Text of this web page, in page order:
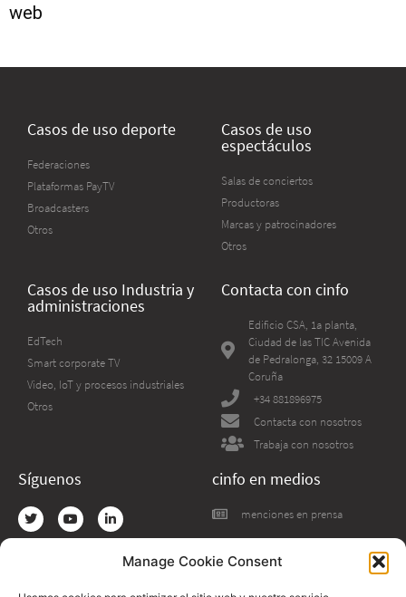
Manage Cookie Consent
web
Casos de uso deporte
Federaciones
Plataformas PayTV
Broadcasters
Otros
Casos de uso
espectáculos
Salas de conciertos
Productoras
Marcas y patrocinadores
Otros
Casos de uso Industria y
administraciones
EdTech
Smart corporate TV
Video, IoT y procesos industriales
Otros
Contacta con cinfo
Edificio CSA, 1a planta,
Ciudad de las TIC Avenida
de Pedralonga, 32 15009 A
Coruña
+34 881896975
Contacta con nosotros
Trabaja con nosotros
Síguenos cinfo en medios
menciones en prensa